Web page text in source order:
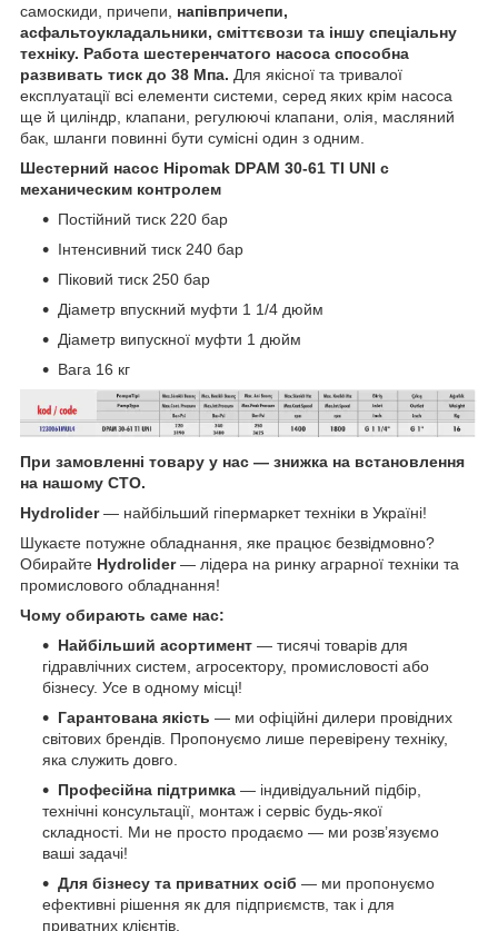
самоскиди, причепи, напівпричепи,
асфальтоукладальники, сміттєвози та іншу спеціальну
техніку. Работа шестеренчатого насоса способна
развивать тиск до 38 Мпа. Для якісної та тривалої
експлуатації всі елементи системи, серед яких крім насоса
ще й циліндр, клапани, регулюючі клапани, олія, масляний
бак, шланги повинні бути сумісні один з одним.
Шестерний насос Hipomak DPАМ 30-61 TI UNI с
механическим контролем
Постійний тиск 220 бар
Інтенсивний тиск 240 бар
Піковий тиск 250 бар
Діаметр впускний муфти 1 1/4 дюйм
Діаметр випускної муфти 1 дюйм
Вага 16 кг
При замовленні товару у нас ― знижка на встановлення
на нашому СТО.
Hydrolider— найбільший гіпермаркет техніки в Україні!
Шукаєте потужне обладнання, яке працює безвідмовно?
Обирайте Hydrolider— лідера на ринку аграрної техніки та
промислового обладнання!
Чому обирають саме нас:
Найбільший асортимент — тисячі товарів для
гідравлічних систем, агросектору, промисловості або
бізнесу. Усе в одному місці!
Гарантована якість — ми офіційні дилери провідних
світових брендів. Пропонуємо лише перевірену техніку,
яка служить довго.
Професійна підтримка — індивідуальний підбір,
технічні консультації, монтаж і сервіс будь-якої
складності. Ми не просто продаємо — ми розв’язуємо
ваші задачі!
Для бізнесу та приватних осіб — ми пропонуємо
ефективні рішення як для підприємств, так і для
приватних клієнтів.